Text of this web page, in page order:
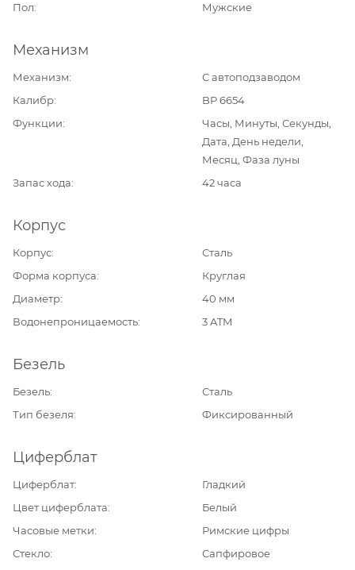
Пол
Мужские
Механизм
Механизм
С автоподзаводом
Калибр
BP 6654
Функции
Часы, Минуты, Секунды,
Дата, День недели,
Месяц, Фаза луны
Запас хода
42 часа
Корпус
Корпус
Сталь
Форма корпуса
Круглая
Диаметр
40 мм
Водонепроницаемость
3 ATM
Безель
Безель
Сталь
Тип безеля
Фиксированный
Циферблат
Циферблат
Гладкий
Цвет циферблата
Белый
Часовые метки
Римские цифры
Стекло
Сапфировое